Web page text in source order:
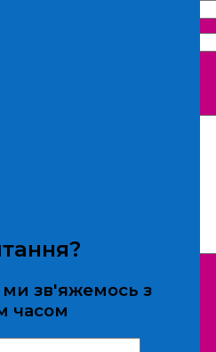
третім особам
ми зв'яжемось з
часом